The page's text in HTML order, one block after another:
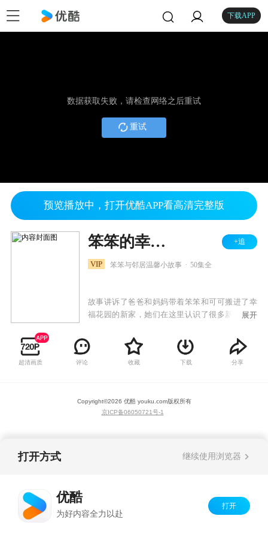
下载APP
数据获取失败，请检查网络之后重试
重试
预览播放中，打开优酷APP看高清完整版
笨笨的幸福生活之幸福花园 +追
VIP 笨笨与邻居温馨小故事 50集全
故事讲诉了爸爸和妈妈带着笨笨和可可搬进了幸
福花园的新家，她们在这里认识了很多新朋友，
小插曲。本片以孩子们日常生活中熟悉的小区生
活为背景，讲述了主人公可可、笨笨和小区其他
居民们之间发生的温馨小故事。本片轻松活泼，
展开
超清画质 评论 收藏 下载 分享
Copyright©2026 优酷 youku.com版权所有
京ICP备06050721号-1
打开方式 继续使用浏览器
优酷
为好内容全力以赴
打开